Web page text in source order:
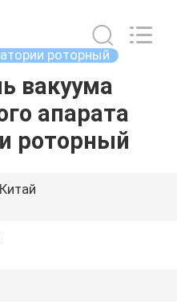
роторный
вакуума
апарата
роторный